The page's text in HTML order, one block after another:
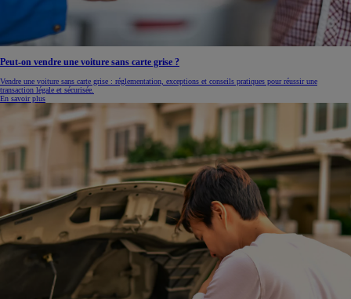
Peut-on vendre une voiture sans carte grise ?
Vendre une voiture sans carte grise : réglementation, exceptions et conseils pratiques pour réussir une
transaction légale et sécurisée.
En savoir plus